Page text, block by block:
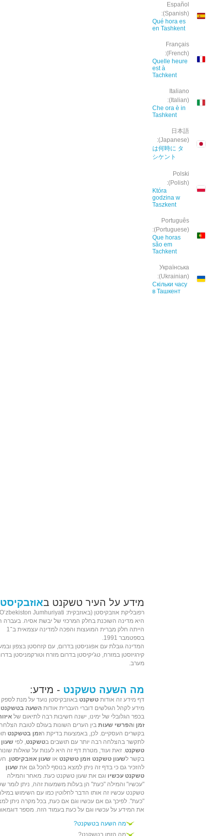
Español
(Spanish):
Qué hora es
en Tashkent
Français
(French):
Quelle heure
est à
Tachkent
Italiano
(Italian):
Che ora è in
Tashkent
日本語
(Japanese):
は何時に タ
シケント
Polski
(Polish):
Która
godzina w
Taszkent
Português
(Portuguese):
Que horas
são em
Tachkent
Українська
(Ukrainian):
Скільки часу
в Ташкент
מידע על העיר טשקנט ב
רפובליקת אוזבקיסטן (באוזבקית
היא מדינה השוכנת בחלק המרכזי של יבשת אסיה. בעברה
הייתה חלק מברית המועצות והפכה למדינה עצמאית ב־1
בספטמבר 1991
.
המדינה גובלת עם אפגניסטן בדרום, עם קזחסטן בצפון
קירגיזסטן במזרח, טג'יקיסטן בדרום מזרח וטורקמניסטן
מערב.
מה השעה טשקנט - מידע:
דף מידע זה אודות טשקנט באוזבקיסטן נועד על מנת לספק
מידע לקהל הגולשים דוברי העברית אודות השעה בטשקנט
בכפר הגלובלי של ימינו, ישנה חשיבות רבה לתיאום של
זמן והפרשי שעות בין הערים השונות בעולם לטובת
בקשרים העסקיים. לכן, באמצעות בדיקת הזמן בטשקנט
לתקשר בהצלחה רבה יותר עם תושבים בטשקנט, לפי שעון
טשקנט. זאת ועוד, מטרת דף זה היא לענות על שאלות
בקשר לשעון טשקנט וזמן טשקנט או שעון אוזבקיסטן.
להזכיר גם כי בדף זה ניתן למצא בנוסף להכל גם את שעון
טשקנט עכשיו וגם את שעון טשקנט כעת. מאחר והמילה
"עכשיו" והמילה "כעת" הן בעלות משמעות זהה, ניתן לומר
טשקנט עכשיו זה אותו הדבר לחלוטין כמו עם השימוש
"כעת". לפיכך גם אם עכשיו וגם אם כעת, בכל מקרה ניתן
את המידע על עכשיו וגם על כעת בעמוד הזה. מספר
מה השעה בטשקנט?
מה הזמן בטשקנט?